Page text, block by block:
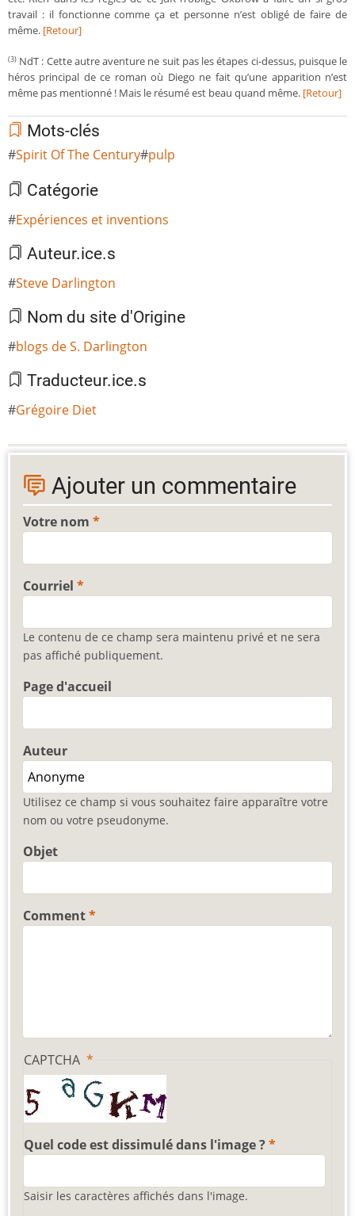
travail : il fonctionne comme ça et personne n’est obligé de faire de
même. [Retour]
(3) NdT : Cette autre aventure ne suit pas les étapes ci-dessus, puisque le
héros principal de ce roman où Diego ne fait qu’une apparition n’est
même pas mentionné ! Mais le résumé est beau quand même. [Retour]
Mots-clés
Spirit Of The Century pulp
Catégorie
Expériences et inventions
Auteur.ice.s
Steve Darlington
Nom du site d'Origine
blogs de S. Darlington
Traducteur.ice.s
Grégoire Diet
Ajouter un commentaire
Votre nom
Courriel
Le contenu de ce champ sera maintenu privé et ne sera
pas affiché publiquement.
Page d'accueil
Auteur
Utilisez ce champ si vous souhaitez faire apparaître votre
nom ou votre pseudonyme.
Objet
Comment
CAPTCHA
Quel code est dissimulé dans l'image ?
Saisir les caractères affichés dans l'image.